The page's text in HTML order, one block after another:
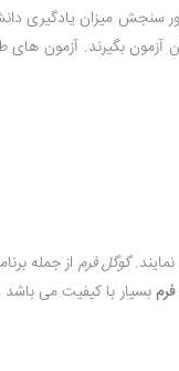
سنجش میزان یادگیری
آزمون بگیرند. آزمون
گوگل فرم از جمله
بسیار با کیفیت می